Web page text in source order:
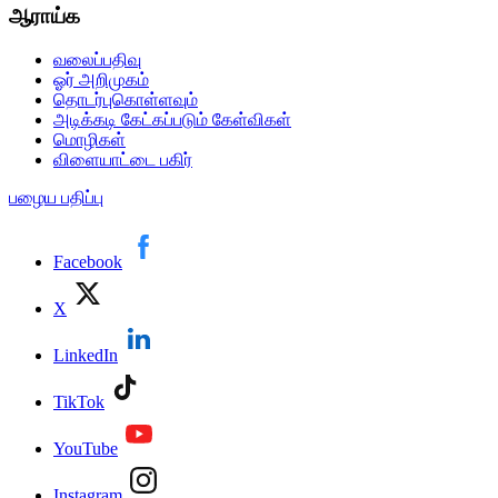
ஆராய்க
வலைப்பதிவு
ஓர் அறிமுகம்
தொடர்புகொள்ளவும்
அடிக்கடி கேட்கப்படும் கேள்விகள்
மொழிகள்
விளையாட்டை பகிர்
பழைய பதிப்பு
Facebook
X
LinkedIn
TikTok
YouTube